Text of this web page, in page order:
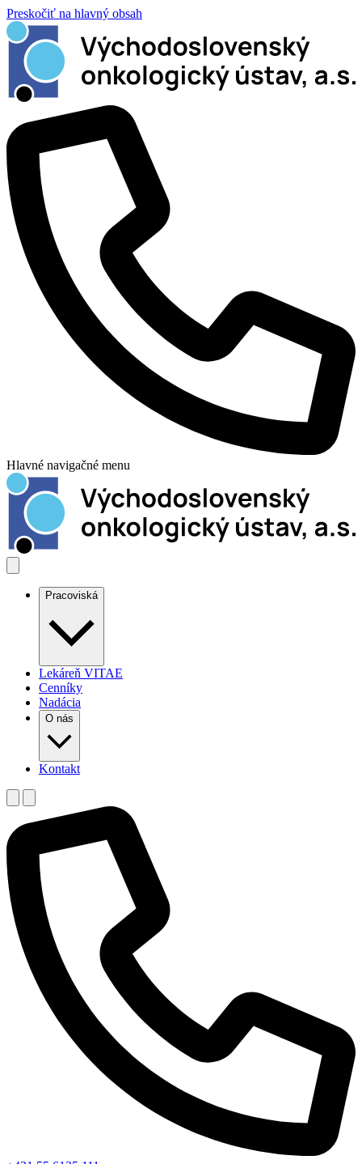
Preskočiť na hlavný obsah
Hlavné navigačné menu
Pracoviská
Lekáreň VITAE
Cenníky
Nadácia
O nás
Kontakt